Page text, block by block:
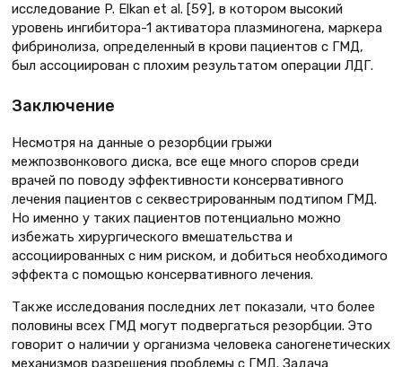
исследование P. Elkan et al. [59], в котором высокий
уровень ингибитора-1 активатора плазминогена, маркера
фибринолиза, определенный в крови пациентов с ГМД,
был ассоциирован с плохим результатом операции ЛДГ.
Заключение
Несмотря на данные о резорбции грыжи
межпозвонкового диска, все еще много споров среди
врачей по поводу эффективности консервативного
лечения пациентов с секвестрированным подтипом ГМД.
Но именно у таких пациентов потенциально можно
избежать хирургического вмешательства и
ассоциированных с ним риском, и добиться необходимого
эффекта с помощью консервативного лечения.
Также исследования последних лет показали, что более
половины всех ГМД могут подвергаться резорбции. Это
говорит о наличии у организма человека саногенетических
механизмов разрешения проблемы с ГМД. Задача